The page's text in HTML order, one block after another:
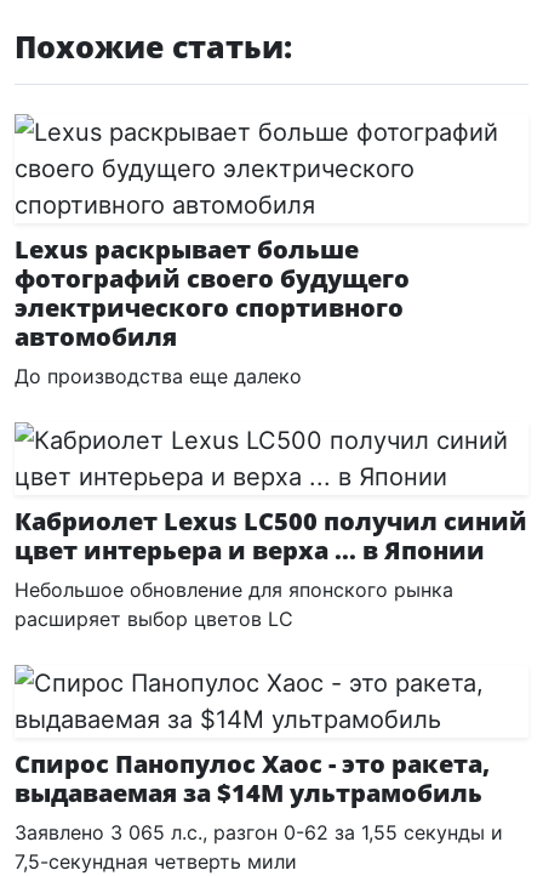
Похожие статьи:
Lexus раскрывает больше
фотографий своего будущего
электрического спортивного
автомобиля
До производства еще далеко
Кабриолет Lexus LC500 получил синий
цвет интерьера и верха ... в Японии
Небольшое обновление для японского рынка
расширяет выбор цветов LC
Спирос Панопулос Хаос - это ракета,
выдаваемая за $14M ультрамобиль
Заявлено 3 065 л.с., разгон 0-62 за 1,55 секунды и
7,5-секундная четверть мили